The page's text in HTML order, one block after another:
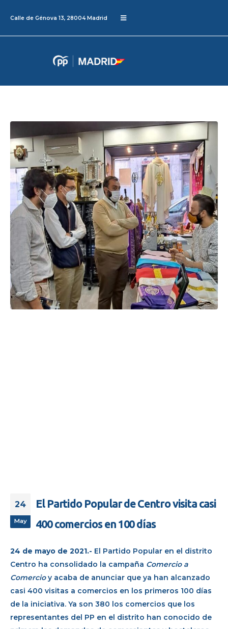
Calle de Génova 13, 28004 Madrid
24
May
El Partido Popular de Centro visita casi
400 comercios en 100 días
24 de mayo de 2021.- El Partido Popular en el distrito
Centro ha consolidado la campaña Comercio a
Comercioy acaba de anunciar que ya han alcanzado
casi 400 visitas a comercios en los primeros 100 días
de la iniciativa. Ya son 380 los comercios que los
representantes del PP en el distrito han conocido de